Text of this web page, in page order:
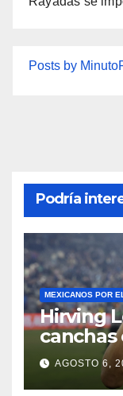
Posts by
Podría
MEXICANOS POR
Hirving
canchas
AGOSTO 6,